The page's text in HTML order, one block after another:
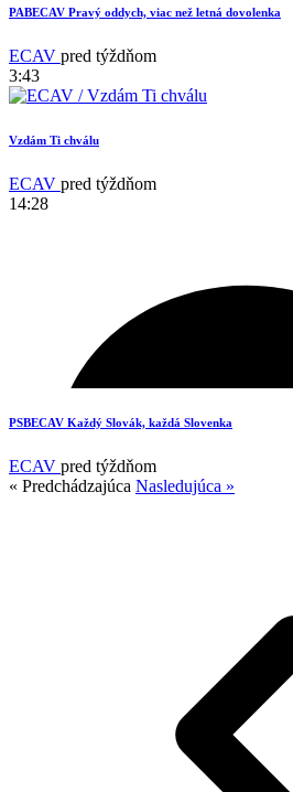
3
PABECAV Pravý oddych, viac než letná dovolenka
ECAV pred týždňom
3:43
Vzdám Ti chválu
ECAV pred týždňom
14:28
PSBECAV Každý Slovák, každá Slovenka
ECAV pred týždňom
« Predchádzajúca Nasledujúca »